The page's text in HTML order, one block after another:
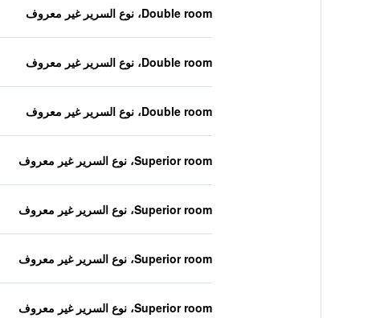
Double room، نوع السرير غير معروف
Double room، نوع السرير غير معروف
Double room، نوع السرير غير معروف
Superior room، نوع السرير غير معروف
Superior room، نوع السرير غير معروف
Superior room، نوع السرير غير معروف
Superior room، نوع السرير غير معروف